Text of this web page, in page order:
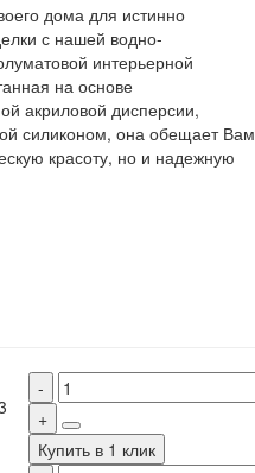
дома для истинно
с нашей водно-
интерьерной
на основе
акриловой дисперсии,
силиконом, она обещает Вам
красоту, но и надежную
Купить в 1 клик